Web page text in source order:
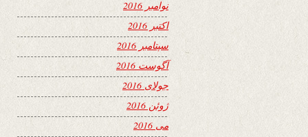
نوامبر 2016
اکتبر 2016
سپتامبر 2016
آگوست 2016
جولای 2016
ژوئن 2016
می 2016